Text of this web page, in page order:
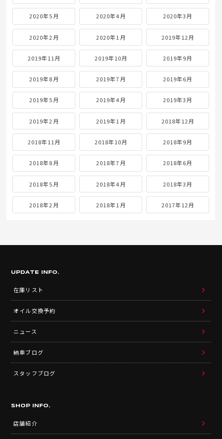
2020年5月 2020年4月 2020年3月
2020年2月 2020年1月 2019年12月
2019年11月 2019年10月 2019年9月
2019年8月 2019年7月 2019年6月
2019年5月 2019年4月 2019年3月
2019年2月 2019年1月 2018年12月
2018年11月 2018年10月 2018年9月
2018年8月 2018年7月 2018年6月
2018年5月 2018年4月 2018年3月
2018年2月 2018年1月 2017年12月
UPDATE INFO.
在庫リスト
オイル交換予約
ニュース
納車ブログ
スタッフブログ
SHOP INFO.
店舗紹介